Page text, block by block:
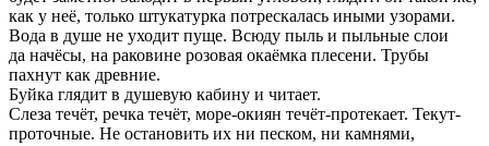
как у неё, только штукатурка потрескалась иными узорами.
Вода в душе не уходит пуще. Всюду пыль и пыльные слои
да начёсы, на раковине розовая окаёмка плесени. Трубы
пахнут как древние.
Буйка глядит в душевую кабину и читает.
Слеза течёт, речка течёт, море-окиян течёт-протекает. Текут-
проточные. Не остановить их ни песком, ни камнями,